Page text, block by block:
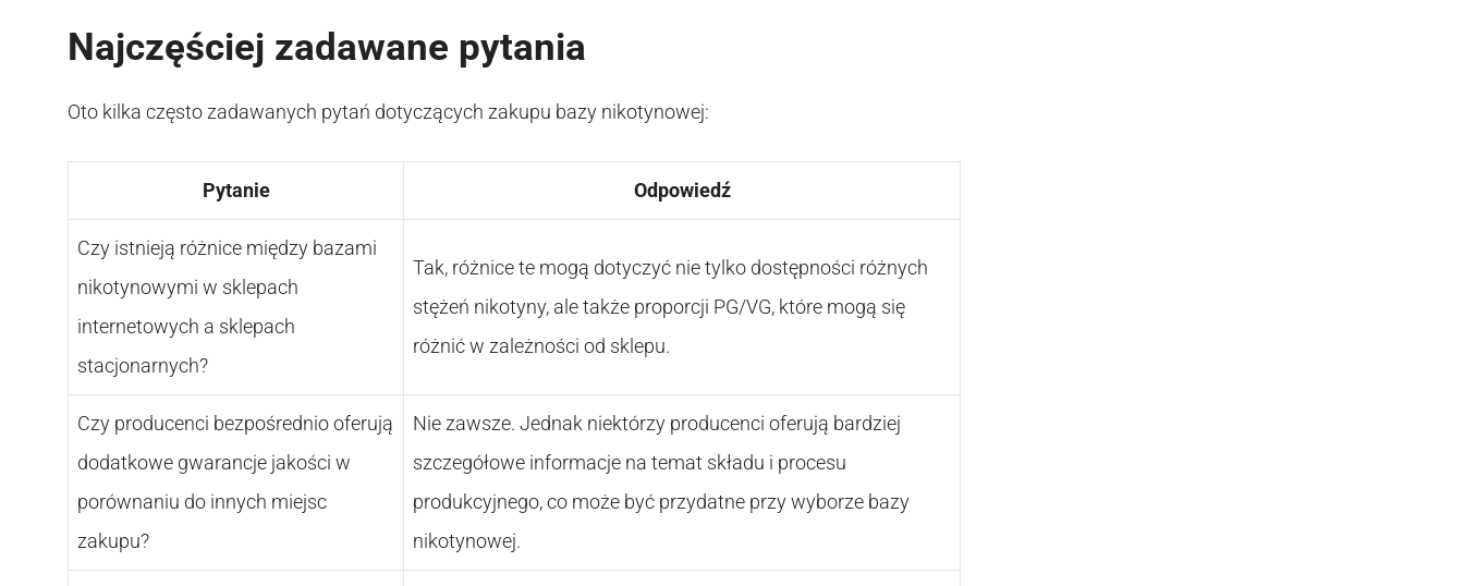
Najczęściej zadawane pytania
Oto kilka często zadawanych pytań dotyczących zakupu bazy nikotynowej:
Pytanie Odpowiedź
Czy istnieją różnice między bazami
nikotynowymi w sklepach
internetowych a sklepach
stacjonarnych?
Tak, różnice te mogą dotyczyć nie tylko dostępności różnych
stężeń nikotyny, ale także proporcji PG/VG, które mogą się
różnić w zależności od sklepu.
Czy producenci bezpośrednio oferują
dodatkowe gwarancje jakości w
porównaniu do innych miejsc
zakupu?
Nie zawsze. Jednak niektórzy producenci oferują bardziej
szczegółowe informacje na temat składu i procesu
produkcyjnego, co może być przydatne przy wyborze bazy
nikotynowej.